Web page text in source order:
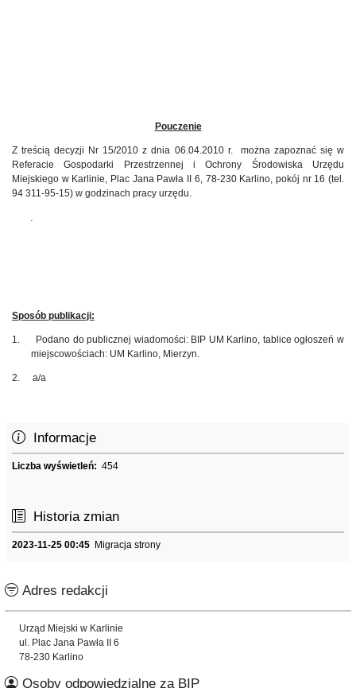
Pouczenie
Z treścią decyzji Nr 15/2010 z dnia 06.04.2010 r.
można zapoznać się w
Referacie Gospodarki Przestrzennej i Ochrony Środowiska Urzędu
Miejskiego w Karlinie, Plac Jana Pawła II 6, 78-230 Karlino, pokój nr 16 (tel.
94 311-95-15) w godzinach pracy urzędu.
Sposób publikacji:
1.
Podano do publicznej wiadomości: BIP UM Karlino, tablice ogłoszeń w
miejscowościach: UM Karlino, Mierzyn.
2. a/a
Informacje
Liczba wyświetleń: 454
Historia zmian
2023-11-25 00:45 Migracja strony
Adres redakcji
Urząd Miejski w Karlinie
ul. Plac Jana Pawła II 6
78-230 Karlino
Osoby odpowiedzialne za BIP